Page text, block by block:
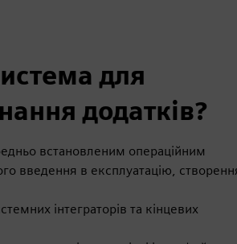
для
додатків?
встановленим операційним
введення в експлуатацію,
інтеграторів та кінцевих